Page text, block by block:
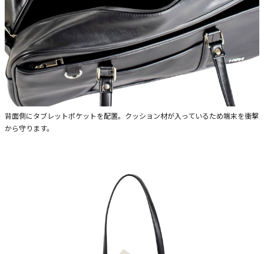
背面側にタブレットポケットを配置。クッション材が入っているため端末を衝撃
から守ります。